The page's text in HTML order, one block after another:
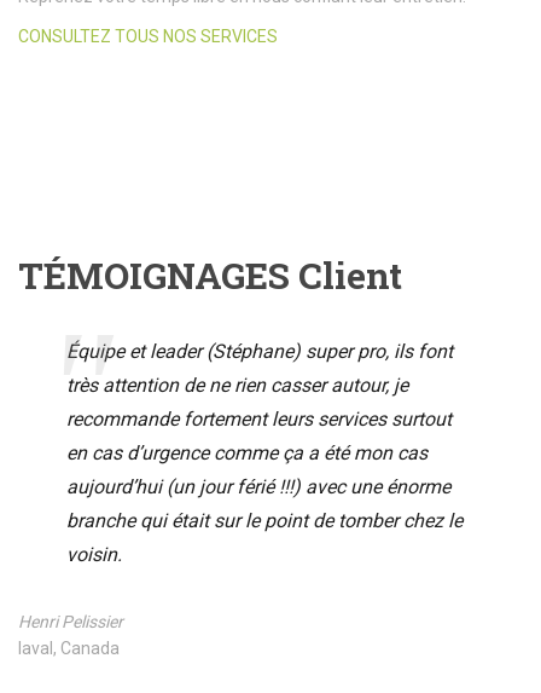
CONSULTEZ TOUS NOS SERVICES
TÉMOIGNAGES Client
Équipe et leader (Stéphane) super pro, ils font
très attention de ne rien casser autour, je
recommande fortement leurs services surtout
en cas d’urgence comme ça a été mon cas
aujourd’hui (un jour férié !!!) avec une énorme
branche qui était sur le point de tomber chez le
voisin.
Henri Pelissier
laval, Canada